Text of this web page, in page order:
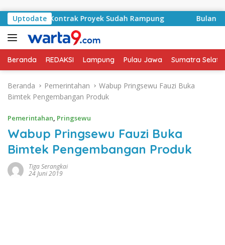
Uptodate
Kontrak Proyek Sudah Rampung Bulan
Beranda REDAKSI Lampung Pulau Jawa Sumatra
Beranda Pemerintahan
Wabup Pringsewu Fauzi Buka
Bimtek Pengembangan Produk
Pemerintahan, Pringsewu
Wabup Pringsewu Fauzi Buka
Bimtek Pengembangan Produk
Tiga Serangkai
24 Juni 2019